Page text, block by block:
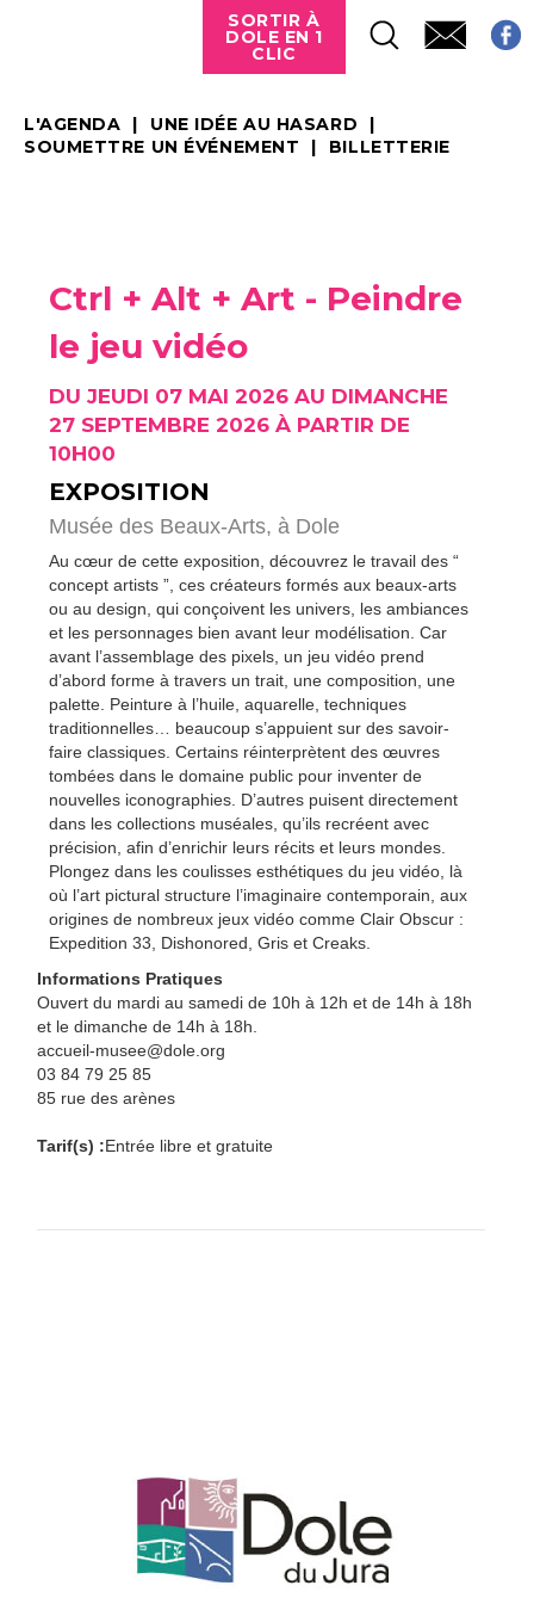
SORTIR À
DOLE EN 1
CLIC
L'AGENDA
UNE IDÉE AU HASARD
SOUMETTRE UN ÉVÉNEMENT
BILLETTERIE
Ctrl + Alt + Art - Peindre
le jeu vidéo
DU JEUDI 07 MAI 2026 AU DIMANCHE
27 SEPTEMBRE 2026 À PARTIR DE
10H00
EXPOSITION
Musée des Beaux-Arts, à Dole
Au cœur de cette exposition, découvrez le travail des “
concept artists ”, ces créateurs formés aux beaux-arts
ou au design, qui conçoivent les univers, les ambiances
et les personnages bien avant leur modélisation. Car
avant l’assemblage des pixels, un jeu vidéo prend
d’abord forme à travers un trait, une composition, une
palette. Peinture à l’huile, aquarelle, techniques
traditionnelles… beaucoup s’appuient sur des savoir-
faire classiques. Certains réinterprètent des œuvres
tombées dans le domaine public pour inventer de
nouvelles iconographies. D’autres puisent directement
dans les collections muséales, qu’ils recréent avec
précision, afin d’enrichir leurs récits et leurs mondes.
Plongez dans les coulisses esthétiques du jeu vidéo, là
où l’art pictural structure l’imaginaire contemporain, aux
origines de nombreux jeux vidéo comme Clair Obscur :
Expedition 33, Dishonored, Gris et Creaks.
Informations Pratiques
Ouvert du mardi au samedi de 10h à 12h et de 14h à 18h
et le dimanche de 14h à 18h.
accueil-musee@dole.org
03 84 79 25 85
85 rue des arènes
Tarif(s) :Entrée libre et gratuite